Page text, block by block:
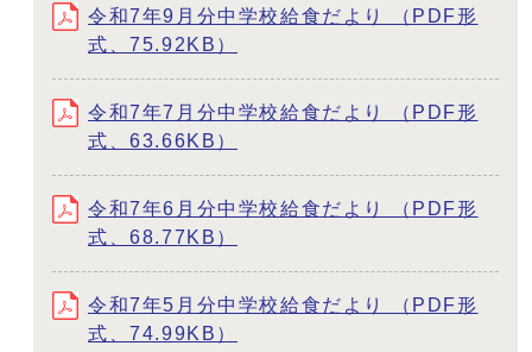
令和7年9月分中学校給食だより （PDF形
式、75.92KB）
令和7年7月分中学校給食だより （PDF形
式、63.66KB）
令和7年6月分中学校給食だより （PDF形
式、68.77KB）
令和7年5月分中学校給食だより （PDF形
式、74.99KB）